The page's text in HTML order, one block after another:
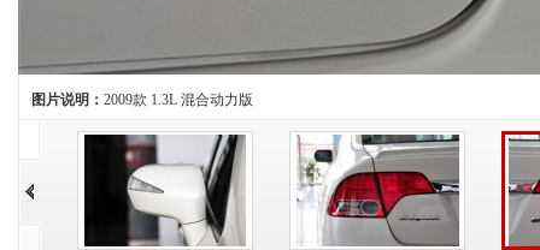
图片说明： 2009款 1.3L 混合动力版